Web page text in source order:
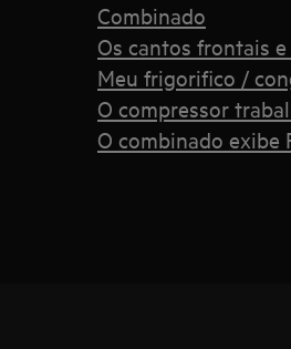
Combinado
Os cantos frontais
Meu frigorifico /
O compressor
O combinado exibe